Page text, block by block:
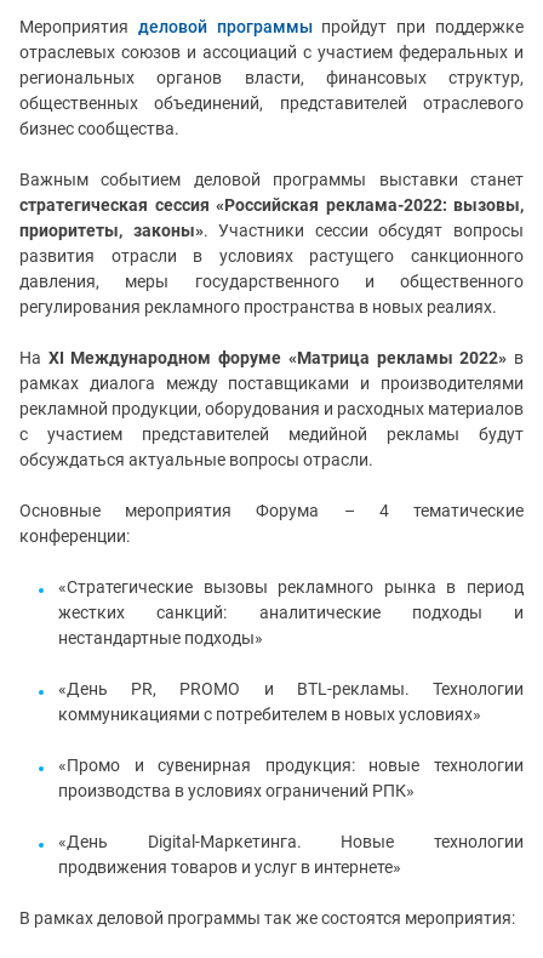
Мероприятия деловой программыпройдут при поддержке
отраслевых союзов и ассоциаций с участием федеральных и
региональных органов власти, финансовых структур,
общественных объединений, представителей отраслевого
бизнес сообщества.
Важным событием деловой программы выставки станет
стратегическая сессия «Российская реклама-2022: вызовы,
приоритеты, законы». Участники сессии обсудят вопросы
развития отрасли в условиях растущего санкционного
давления, меры государственного и общественного
регулирования рекламного пространства в новых реалиях.
На XI Международном форуме «Матрица рекламы 2022» в
рамках диалога между поставщиками и производителями
рекламной продукции, оборудования и расходных материалов
с участием представителей медийной рекламы будут
обсуждаться актуальные вопросы отрасли.
Основные мероприятия Форума – 4 тематические
конференции:
«Стратегические вызовы рекламного рынка в период
жестких санкций: аналитические подходы и
нестандартные подходы»
«День PR, PROMO и BTL-рекламы. Технологии
коммуникациями с потребителем в новых условиях»
«Промо и сувенирная продукция: новые технологии
производства в условиях ограничений РПК»
«День Digital-Маркетинга. Новые технологии
продвижения товаров и услуг в интернете»
В рамках деловой программы так же состоятся мероприятия: